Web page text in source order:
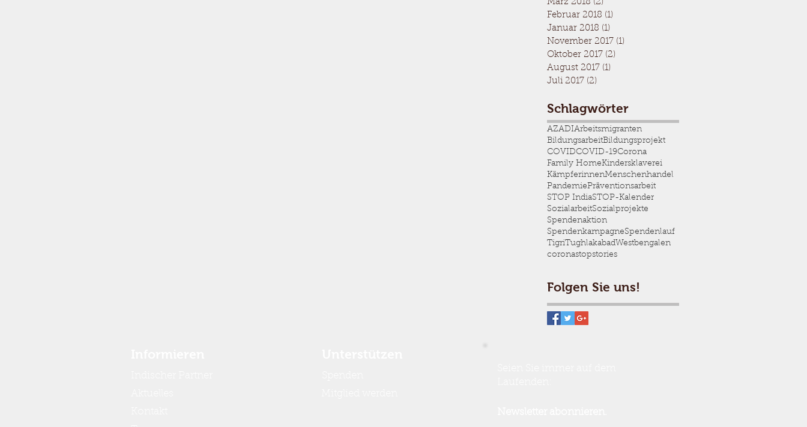
März 2018 (2)
Februar 2018 (1)
Januar 2018 (1)
November 2017 (1)
Oktober 2017 (2)
August 2017 (1)
Juli 2017 (2)
Schlagwörter
AZADIArbeitsmigranten
BildungsarbeitBildungsprojekt
COVIDCOVID-19Corona
Family HomeKindersklaverei
KämpferinnenMenschenhandel
PandemiePräventionsarbeit
STOP IndiaSTOP-Kalender
SozialarbeitSozialprojekte
Spendenaktion
SpendenkampagneSpendenlauf
TigriTughlakabadWestbengalen
coronastopstories
Folgen Sie uns!